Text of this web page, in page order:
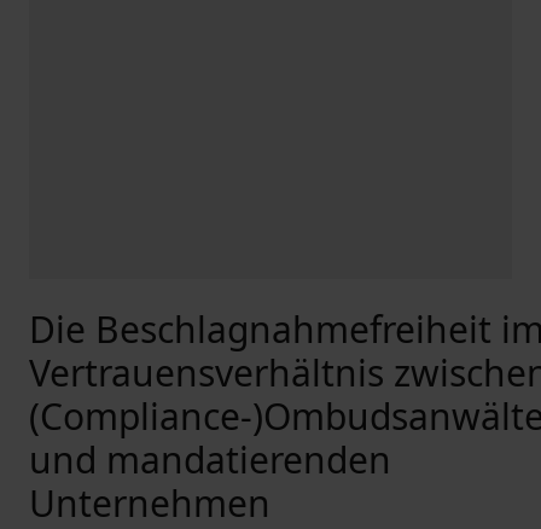
Die Beschlagnahmefreiheit
Vertrauensverhältnis
(Compliance-
und mandatierenden
Unternehmen